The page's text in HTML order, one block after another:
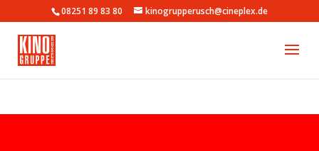
08251 89 83 80 kinogrupperusch@cineplex.de